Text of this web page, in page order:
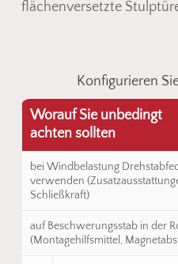
flächenversetzte
Konfigurieren
Worauf Sie unbedingt
achten sollten
bei Windbelastung
verwenden
Schließkraft)
auf Beschwerungsstab in der
(Montagehilfsmittel,